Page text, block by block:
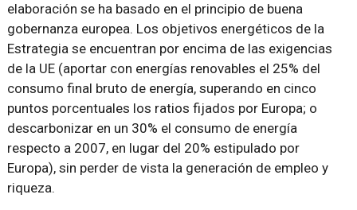
elaboración se ha basado en el principio de buena
gobernanza europea. Los objetivos energéticos de la
Estrategia se encuentran por encima de las exigencias
de la UE (aportar con energías renovables el 25% del
consumo final bruto de energía, superando en cinco
puntos porcentuales los ratios fijados por Europa; o
descarbonizar en un 30% el consumo de energía
respecto a 2007, en lugar del 20% estipulado por
Europa), sin perder de vista la generación de empleo y
riqueza.